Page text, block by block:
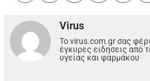
Virus
Το virus.com.gr σας
έγκυρες ειδησεις από
υγείας και φαρμάκου